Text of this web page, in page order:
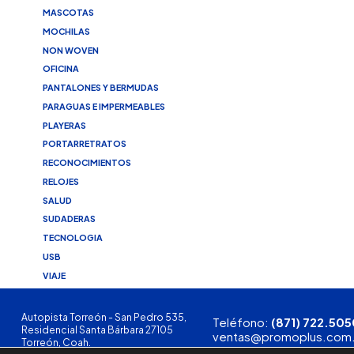
MASCOTAS
MOCHILAS
NON WOVEN
OFICINA
PANTALONES Y BERMUDAS
PARAGUAS E IMPERMEABLES
PLAYERAS
PORTARRETRATOS
RECONOCIMIENTOS
RELOJES
SALUD
SUDADERAS
TECNOLOGIA
USB
VIAJE
Autopista Torreón - San Pedro 535,
Residencial Santa Bárbara 27105
Torreón, Coah.
Teléfono: (871)